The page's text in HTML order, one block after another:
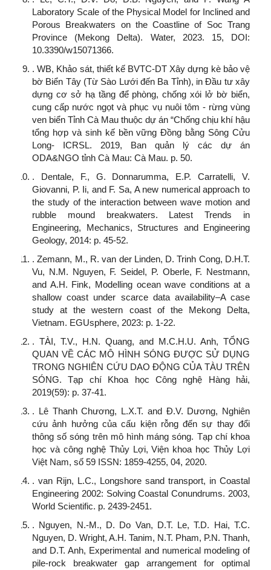
Laboratory Scale of the Physical Model for Inclined and
Porous Breakwaters on the Coastline of Soc Trang
Province (Mekong Delta). Water, 2023. 15, DOI:
10.3390/w15071366.
. WB, Khảo sát, thiết kế BVTC-DT Xây dựng kè bảo vệ
bờ Biển Tây (Từ Sào Lưới đến Ba Tỉnh), in Đầu tư xây
dựng cơ sở hạ tầng để phòng, chống xói lở bờ biển,
cung cấp nước ngọt và phục vụ nuôi tôm - rừng vùng
ven biển Tỉnh Cà Mau thuộc dự án “Chống chịu khí hậu
tổng hợp và sinh kế bền vững Đồng bằng Sông Cửu
Long- ICRSL. 2019, Ban quản lý các dự án
ODA&NGO tỉnh Cà Mau: Cà Mau. p. 50.
. Dentale, F., G. Donnarumma, E.P. Carratelli, V.
Giovanni, P. Ii, and F. Sa, A new numerical approach to
the study of the interaction between wave motion and
rubble mound breakwaters. Latest Trends in
Engineering, Mechanics, Structures and Engineering
Geology, 2014: p. 45-52.
. Zemann, M., R. van der Linden, D. Trinh Cong, D.H.T.
Vu, N.M. Nguyen, F. Seidel, P. Oberle, F. Nestmann,
and A.H. Fink, Modelling ocean wave conditions at a
shallow coast under scarce data availability–A case
study at the western coast of the Mekong Delta,
Vietnam. EGUsphere, 2023: p. 1-22.
. TÀI, T.V., H.N. Quang, and M.C.H.U. Anh, TỔNG
QUAN VỀ CÁC MÔ HÌNH SÓNG ĐƯỢC SỬ DỤNG
TRONG NGHIÊN CỨU DAO ĐỘNG CỦA TÀU TRÊN
SÓNG. Tạp chí Khoa học Công nghệ Hàng hải,
2019(59): p. 37-41.
. Lê Thanh Chương, L.X.T. and Đ.V. Dương, Nghiên
cứu ảnh hưởng của cấu kiện rỗng đến sự thay đổi
thông số sóng trên mô hình máng sóng. Tạp chí khoa
học và công nghệ Thủy Lợi, Viện khoa học Thủy Lợi
Việt Nam, số 59 ISSN: 1859-4255, 04, 2020.
. van Rijn, L.C., Longshore sand transport, in Coastal
Engineering 2002: Solving Coastal Conundrums. 2003,
World Scientific. p. 2439-2451.
. Nguyen, N.-M., D. Do Van, D.T. Le, T.D. Hai, T.C.
Nguyen, D. Wright, A.H. Tanim, N.T. Pham, P.N. Thanh,
and D.T. Anh, Experimental and numerical modeling of
pile-rock breakwater gap arrangement for optimal